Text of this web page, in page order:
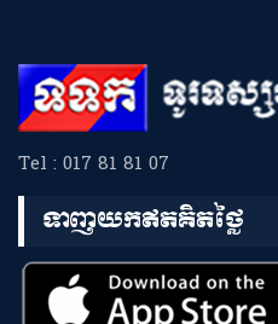
Tel : 017 81 81 07
ទាញយកឥតគិតថ្លៃ